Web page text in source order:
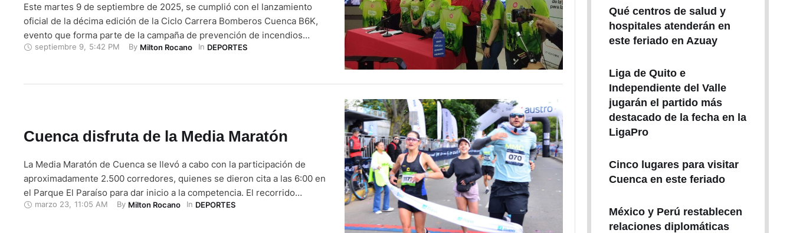
Este martes 9 de septiembre de 2025, se cumplió con el lanzamiento
oficial de la décima edición de la Ciclo Carrera Bomberos Cuenca B6K,
evento que forma parte de la campaña de prevención de incendios
forestales: “Yo cuido los bosques”. Y es que, tras correr la temporada
septiembre 9 5:42 PM By Milton Rocano In DEPORTES
Cuenca disfruta de la Media Maratón
La Media Maratón de Cuenca se llevó a cabo con la participación de
aproximadamente 2.500 corredores, quienes se dieron cita a las 6:00 en
el Parque El Paraíso para dar inicio a la competencia. El recorrido
incluyó calles emblemáticas de la ciudad, como la Avenida 10 de Agosto,
marzo 23 11:05 AM By Milton Rocano In DEPORTES
Qué centros de salud y
hospitales atenderán en
este feriado en Azuay
Liga de Quito e
Independiente del Valle
jugarán el partido más
destacado de la fecha en la
LigaPro
Cinco lugares para visitar
Cuenca en este feriado
México y Perú restablecen
relaciones diplomáticas